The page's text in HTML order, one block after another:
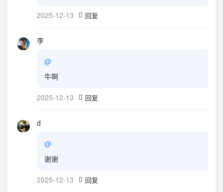
2025-12-13 回复
李
@
牛啊
2025-12-13 回复
d
@
谢谢
2025-12-13 回复